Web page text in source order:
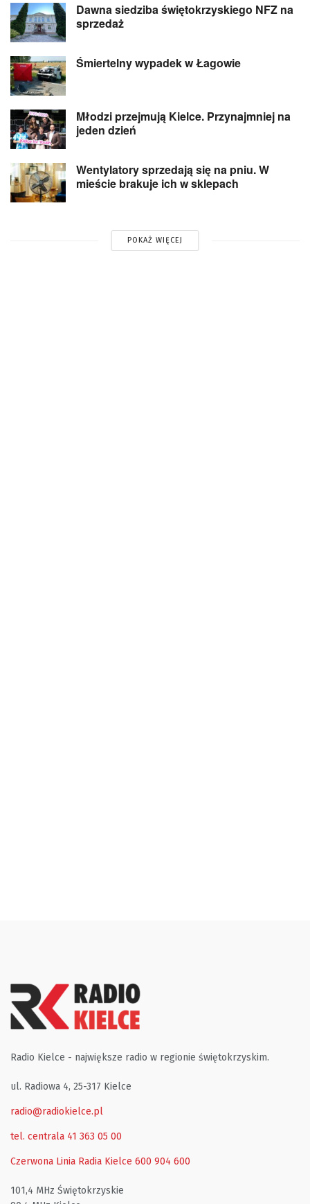
Dawna siedziba świętokrzyskiego NFZ na
sprzedaż
Śmiertelny wypadek w Łagowie
Młodzi przejmują Kielce. Przynajmniej na
jeden dzień
Wentylatory sprzedają się na pniu. W
mieście brakuje ich w sklepach
POKAŻ WIĘCEJ
Radio Kielce - największe radio w regionie świętokrzyskim.
ul. Radiowa 4, 25-317 Kielce
radio@radiokielce.pl
tel. centrala 41 363 05 00
Czerwona Linia Radia Kielce 600 904 600
101,4 MHz Świętokrzyskie